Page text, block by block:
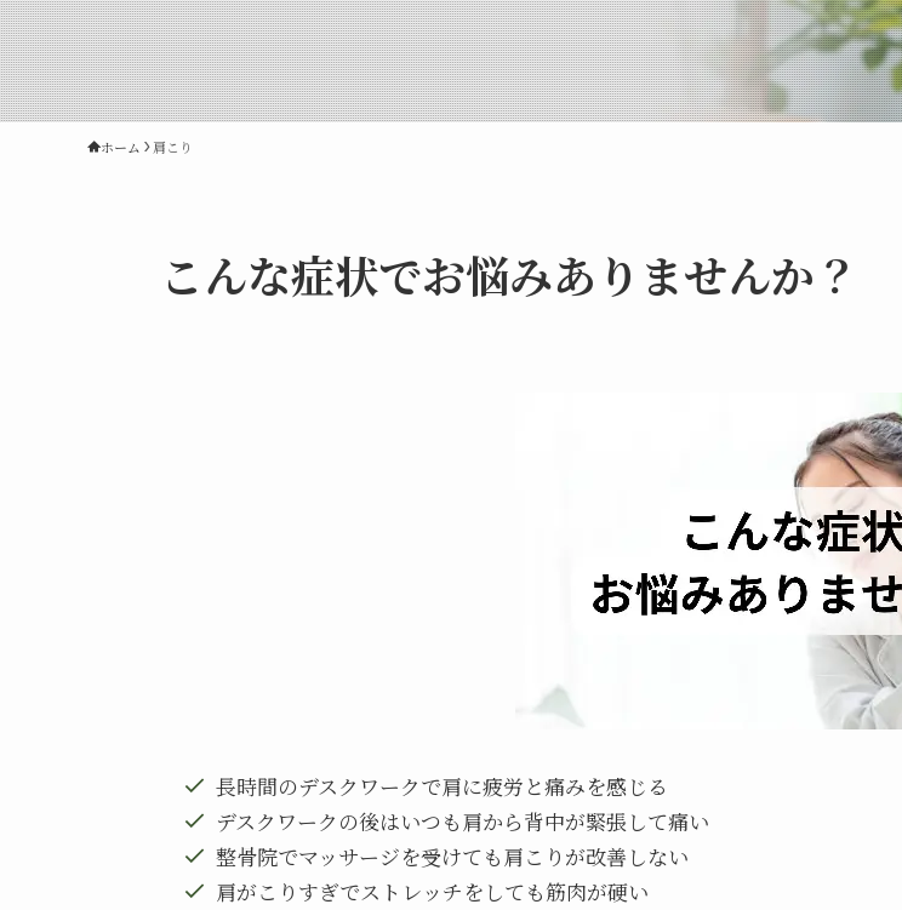
ホーム 肩こり
こんな症状でお悩みありませんか？
長時間のデスクワークで肩に疲労と痛みを感じる
デスクワークの後はいつも肩から背中が緊張して痛い
整骨院でマッサージを受けても肩こりが改善しない
肩がこりすぎでストレッチをしても筋肉が硬い